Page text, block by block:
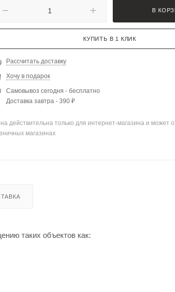
В
КУПИТЬ В 1 КЛИК
Рассчитать доставку
Хочу в подарок
Самовывоз сегодня - бесплатно
Доставка завтра - 390 ₽
действительна только для интернет-магазина и может
магазинах
таких объектов как: